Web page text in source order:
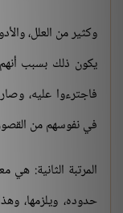
وكثير من العلل،
يكون ذلك بسبب أنهم
فاجترءوا عليه،
في نفوسهم من
المرتبة الثانية: هي
حدوده، ويلزمها،